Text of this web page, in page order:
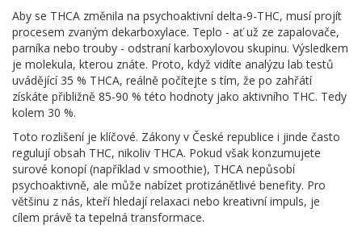
Aby se THCA změnila na psychoaktivní delta-9-THC, musí projít
procesem zvaným dekarboxylace. Teplo - ať už ze zapalovače,
parníka nebo trouby - odstraní karboxylovou skupinu. Výsledkem
je molekula, kterou znáte. Proto, když vidíte analýzu lab testů
uvádějící 35 % THCA, reálně počítejte s tím, že po zahřátí
získáte přibližně 85-90 % této hodnoty jako aktivního THC. Tedy
kolem 30 %.
Toto rozlišení je klíčové. Zákony v České republice i jinde často
regulují obsah THC, nikoliv THCA. Pokud však konzumujete
surové konopí (například v smoothie), THCA nepůsobí
psychoaktivně, ale může nabízet protizánětlivé benefity. Pro
většinu z nás, kteří hledají relaxaci nebo kreativní impuls, je
cílem právě ta tepelná transformace.